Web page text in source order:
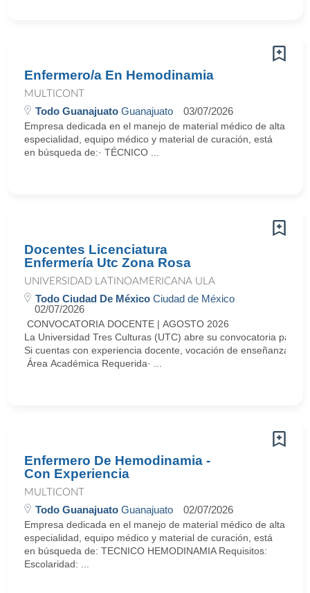
Enfermero/a En Hemodinamia
MULTICONT
Todo Guanajuato Guanajuato 03/07/2026
Empresa dedicada en el manejo de material médico de alta
especialidad, equipo médico y material de curación, está
en búsqueda de:· TÉCNICO ...
Docentes Licenciatura
Enfermería Utc Zona Rosa
UNIVERSIDAD LATINOAMERICANA ULA
Todo Ciudad De México Ciudad de México
02/07/2026
CONVOCATORIA DOCENTE | AGOSTO 2026
La Universidad Tres Culturas (UTC) abre su convocatoria para
Si cuentas con experiencia docente, vocación de enseñanza y
Área Académica Requerida· ...
Enfermero De Hemodinamia -
Con Experiencia
MULTICONT
Todo Guanajuato Guanajuato 02/07/2026
Empresa dedicada en el manejo de material médico de alta
especialidad, equipo médico y material de curación, está
en búsqueda de: TECNICO HEMODINAMIA Requisitos:
Escolaridad: ...